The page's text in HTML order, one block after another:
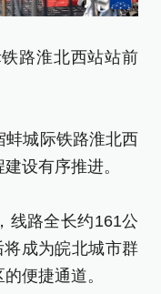
路淮北西站站前
蚌城际铁路淮北西
设有序推进。
线路全长约161公
成为皖北城市群
便捷通道。